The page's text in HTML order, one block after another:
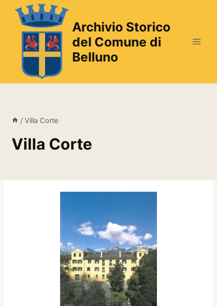
Salta
contenuto
Archivio Storico
del Comune di
Belluno
/ Villa Corte
Villa Corte